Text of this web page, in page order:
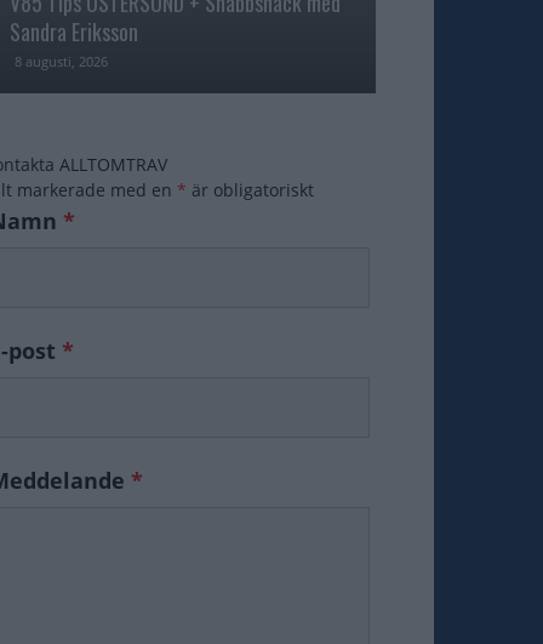
Sandra Eriksson
8 augusti, 2026
ALLTOMTRAV
markerade med en * är obligatoriskt
*
post *
*